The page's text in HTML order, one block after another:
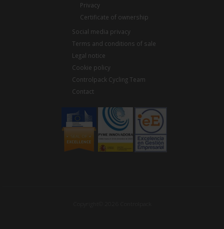
Privacy
Certificate of ownership
Social media privacy
Terms and conditions of sale
Legal notice
Cookie policy
Controlpack Cycling Team
Contact